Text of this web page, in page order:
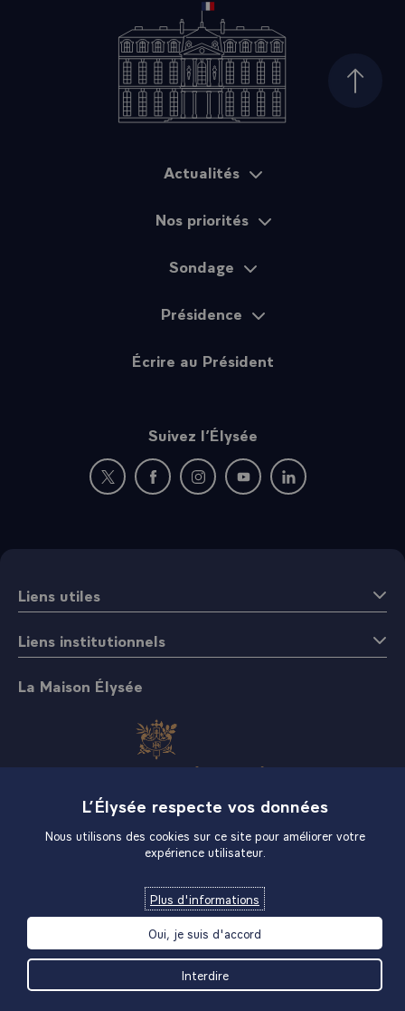
Haut
Actualités
Nos priorités
Sondage
Présidence
Écrire au Président
Suivez l’Élysée
Nouvelle fenêtre : rejoignez-nous sur Twitter
Nouvelle fenêtre : rejoignez-nous sur
Nouvelle fenêtre : rejoignez-nous
Nouvelle fenêtre :
Nouvelle fenêtre :
Liens utiles
Liens institutionnels
La Maison Élysée
L’Élysée respecte vos données
Nous utilisons des cookies sur ce site pour améliorer votre
expérience utilisateur.
Plus d'informations
Oui, je suis d'accord
Interdire